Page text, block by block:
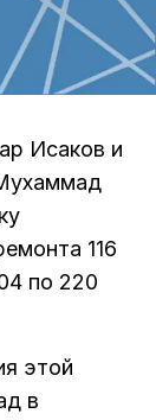
Исаков и
116
по 220
этой
в